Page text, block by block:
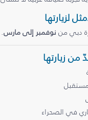
لزيارتها
دبي من نوفمبر إلى مارس.
من زيارتها
في الصحراء